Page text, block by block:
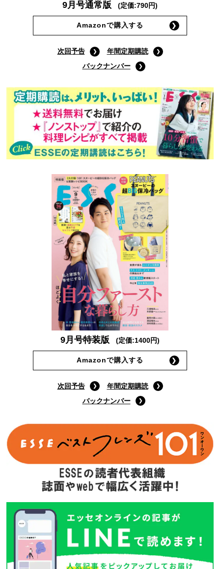
9月号通常版 (定価:790円)
Amazonで購入する
次回予告
年間定期購読
バックナンバー
9月号特装版 (定価:1400円)
Amazonで購入する
次回予告
年間定期購読
バックナンバー